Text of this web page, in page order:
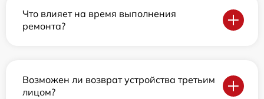
Что влияет на время выполнения
ремонта?
Возможен ли возврат устройства третьим
лицом?